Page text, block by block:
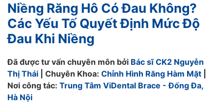
Niềng Răng Hô Có Đau Không?
Các Yếu Tố Quyết Định Mức Độ
Đau Khi Niềng
Đã được tư vấn chuyên môn bởi Bác sĩ CK2 Nguyễn
Thị Thái | Chuyên Khoa: Chỉnh Hình Răng Hàm Mặt
Nơi công tác: Trung Tâm ViDental Brace - Đống Đa,
Hà Nội